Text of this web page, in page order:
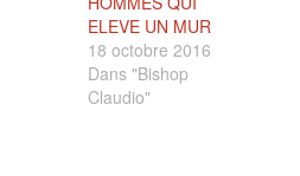
ELEVE UN MUR
18 octobre 2016
Dans "Bishop
Claudio"